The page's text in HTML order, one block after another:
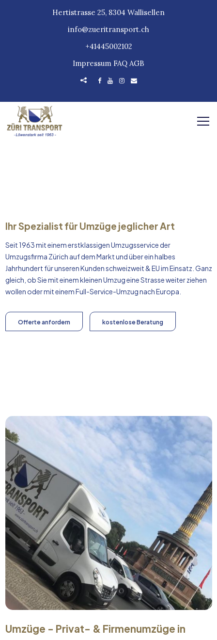
Hertistrasse 25, 8304 Wallisellen
info@zueritransport.ch
+41445002102
Impressum FAQ AGB
Ihr Spezialist für Umzüge jeglicher Art
Seit 1963 mit einem erstklassigen Umzugsservice der
Umzugsfirma Zürich auf dem Markt und über ein halbes
Jahrhundert für unseren Kunden schweizweit & EU im Einsatz. Ganz
gleich, ob Sie mit einem kleinen Umzug eine Strasse weiter ziehen
wollen oder mit einem Full-Service-Umzug nachEuropa
Offerte anfordern kostenlose Beratung
Umzüge - Privat- & Firmenumzüge in